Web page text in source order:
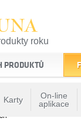
roku
trhu
PRODUKTŮ
Karty
On-line
aplikace